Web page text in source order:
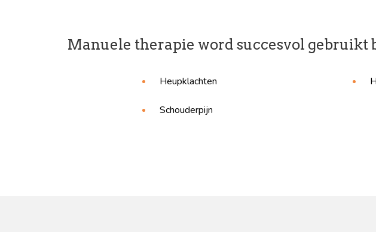
Manuele therapie word succesvol gebruikt
Heupklachten
Schouderpijn